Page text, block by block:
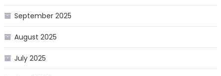
September 2025
August 2025
July 2025